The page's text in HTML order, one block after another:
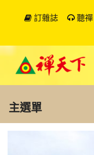
訂雜誌 聽禪
主選單